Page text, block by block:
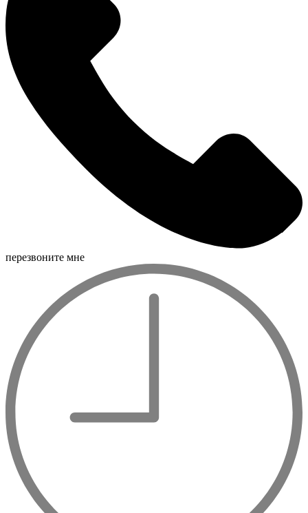
перезвоните мне